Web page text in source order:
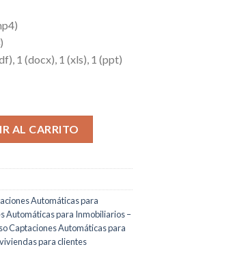
1 (docx), 1 (xls), 1 (ppt)
Inmobiliarios cantidad
AL CARRITO
Automáticas para
Automáticas para Inmobiliarios –
Captaciones Automáticas para
viviendas para clientes